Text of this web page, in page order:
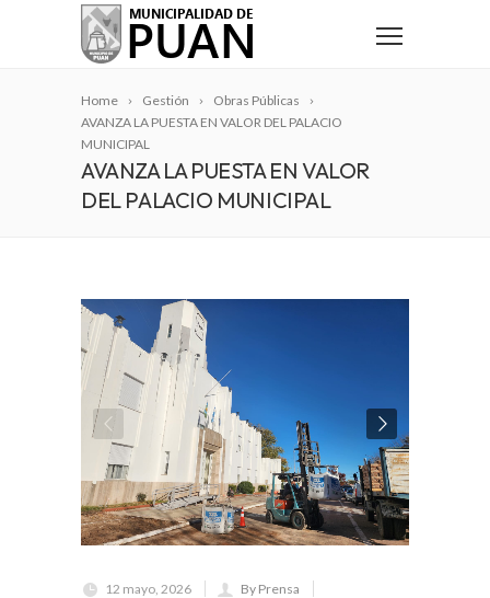
Home Gestión
Obras Públicas
AVANZA LA PUESTA EN VALOR DEL PALACIO
MUNICIPAL
AVANZA LA PUESTA EN VALOR
DEL PALACIO MUNICIPAL
12 mayo, 2026
By Prensa